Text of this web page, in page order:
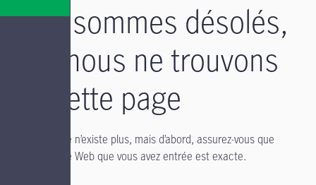
Nous sommes désolés,
mais nous ne trouvons
pas cette page
Il se peut qu’elle n’existe plus, mais d’abord, assurez-vous que
l’adresse du site Web que vous avez entrée est exacte.